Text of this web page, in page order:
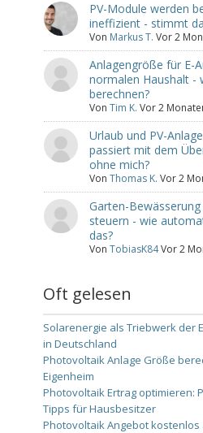
PV-Module werden
ineffizient - stimmt
Von Markus T. Vor 2
Anlagengröße für E-
normalen Haushalt -
berechnen?
Von Tim K. Vor 2
Urlaub und PV-
passiert mit dem
ohne mich?
Von Thomas K. Vor 2
Garten-Bewässerung
steuern - wie
das?
Von TobiasK84 Vor 2
Oft gelesen
Solarenergie als Triebwerk der
in Deutschland
Photovoltaik Anlage Größe
Eigenheim
Photovoltaik Ertrag optimieren:
Tipps für Hausbesitzer
Photovoltaik Angebot